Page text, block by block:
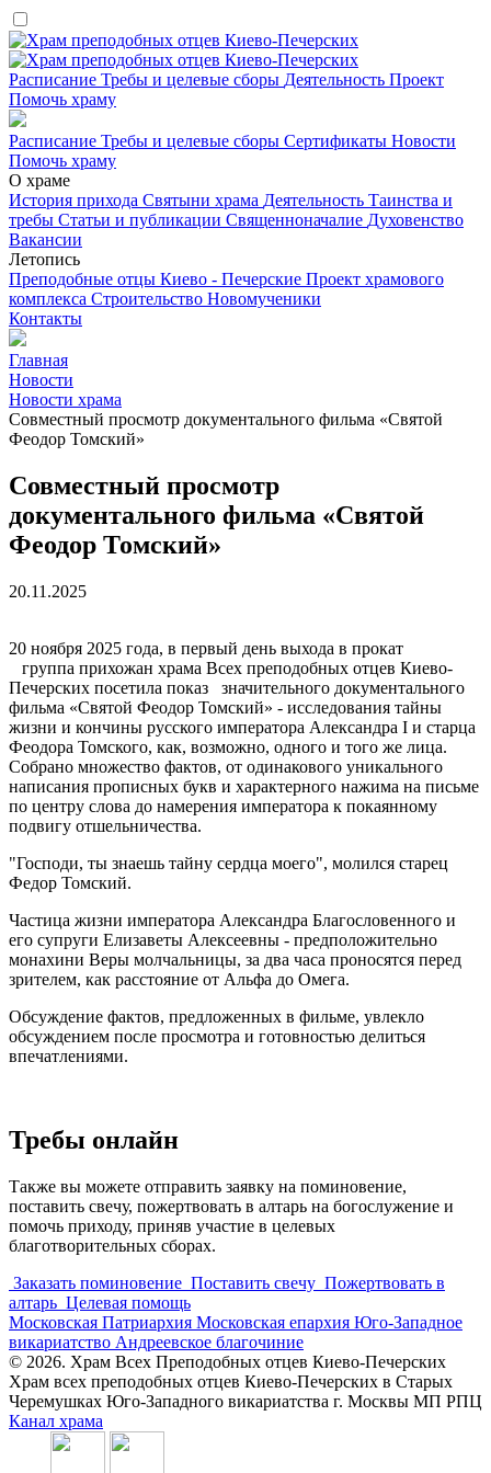
Расписание Требы и целевые сборы Деятельность Проект
Помочь храму
Расписание Требы и целевые сборы Сертификаты Новости
Помочь храму
О храме
История прихода Святыни храма Деятельность Таинства и
требы Статьи и публикации Священноначалие Духовенство
Вакансии
Летопись
Преподобные отцы Киево - Печерские Проект храмового
комплекса Строительство Новомученики
Контакты
Главная
Новости
Новости храма
Совместный просмотр документального фильма «Святой
Феодор Томский»
Совместный просмотр
документального фильма «Святой
Феодор Томский»
20.11.2025
20 ноября 2025 года, в первый день выхода в прокат
группа прихожан храма Всех преподобных отцев Киево-
Печерских посетила показ значительного документального
фильма «Святой Феодор Томский» - исследования тайны
жизни и кончины русского императора Александра I и старца
Феодора Томского, как, возможно, одного и того же лица.
Собрано множество фактов, от одинакового уникального
написания прописных букв и характерного нажима на письме
по центру слова до намерения императора к покаянному
подвигу отшельничества.
"Господи, ты знаешь тайну сердца моего", молился старец
Федор Томский.
Частица жизни императора Александра Благословенного и
его супруги Елизаветы Алексеевны - предположительно
монахини Веры молчальницы, за два часа проносятся перед
зрителем, как расстояние от Альфа до Омега.
Обсуждение фактов, предложенных в фильме, увлекло
обсуждением после просмотра и готовностью делиться
впечатлениями.
Требы онлайн
Также вы можете отправить заявку на поминовение,
поставить свечу, пожертвовать в алтарь на богослужение и
помочь приходу, приняв участие в целевых
благотворительных сборах.
Заказать поминовение Поставить свечу Пожертвовать в
алтарь Целевая помощь
Московская Патриархия Московская епархия Юго-Западное
викариатство Андреевское благочиние
© 2026. Храм Всех Преподобных отцев Киево-Печерских
Храм всех преподобных отцев Киево-Печерских в Старых
Черемушках Юго-Западного викариатства г. Москвы МП РПЦ
Канал храма